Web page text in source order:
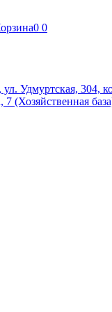
0 0
Удмуртская, 304,
(Хозяйственная